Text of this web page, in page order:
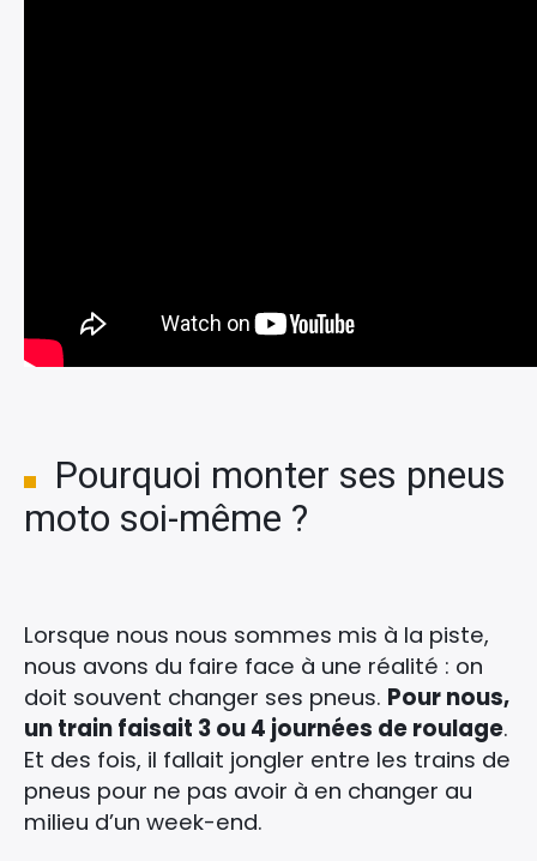
Pourquoi monter ses pneus
moto soi-même ?
Lorsque nous nous sommes mis à la piste,
nous avons du faire face à une réalité : on
doit souvent changer ses pneus. Pour nous,
un train faisait 3 ou 4 journées de roulage.
Et des fois, il fallait jongler entre les trains de
pneus pour ne pas avoir à en changer au
milieu d’un week-end.